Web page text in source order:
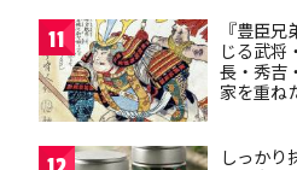
11
『豊臣
じる武将
長・秀吉
家を重ね
しっかり